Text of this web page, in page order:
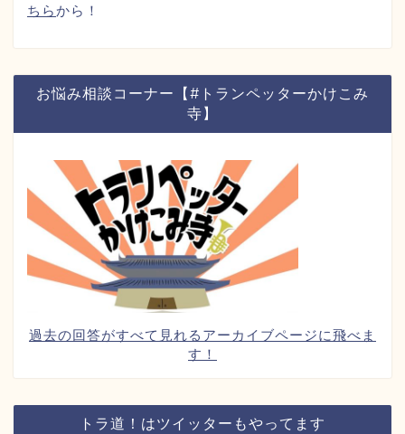
ちらから！
お悩み相談コーナー【#トランペッターかけこみ
寺】
過去の回答がすべて見れるアーカイブページに飛べま
す！
トラ道！はツイッターもやってます